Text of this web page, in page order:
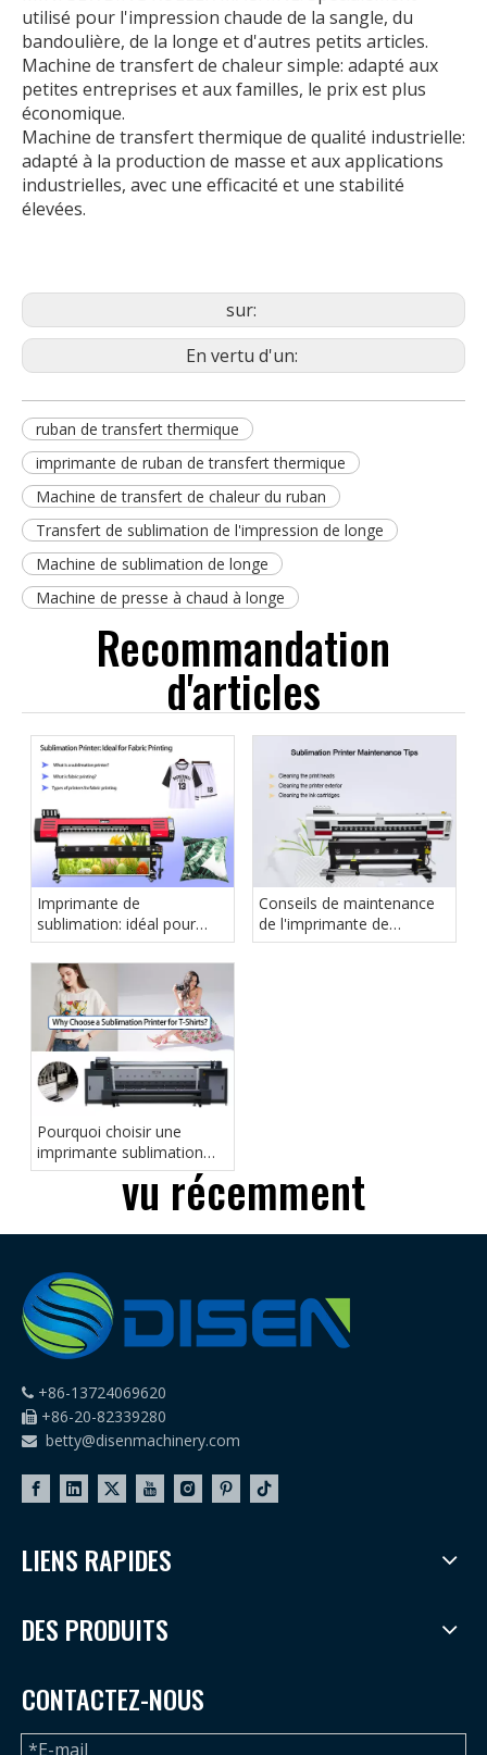
utilisé pour l'impression chaude de la sangle, du
bandoulière, de la longe et d'autres petits articles.
Machine de transfert de chaleur simple: adapté aux
petites entreprises et aux familles, le prix est plus
économique.
Machine de transfert thermique de qualité industrielle:
adapté à la production de masse et aux applications
industrielles, avec une efficacité et une stabilité
élevées.
sur:
En vertu d'un:
ruban de transfert thermique
imprimante de ruban de transfert thermique
Machine de transfert de chaleur du ruban
Transfert de sublimation de l'impression de longe
Machine de sublimation de longe
Machine de presse à chaud à longe
Recommandation
d'articles
Imprimante de
sublimation: idéal pour
l'impression de tissu
Conseils de maintenance
de l'imprimante de
sublimation
Pourquoi choisir une
imprimante sublimation
pour les t-shirts?vu récemment
 +86-13724069620
 +86-20-82339280
 betty@disenmachinery.com
LIENS RAPIDES
DES PRODUITS
CONTACTEZ-NOUS